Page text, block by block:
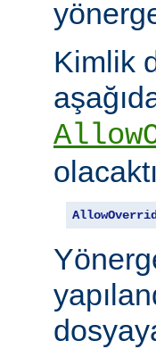
Kimlik